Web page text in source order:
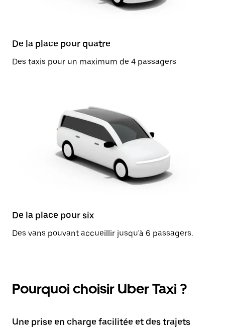
De la place pour quatre
Des taxis pour un maximum de 4 passagers
De la place pour six
Des vans pouvant accueillir jusqu'à 6 passagers.
Pourquoi choisir Uber Taxi ?
Une prise en charge facilitée et des trajets